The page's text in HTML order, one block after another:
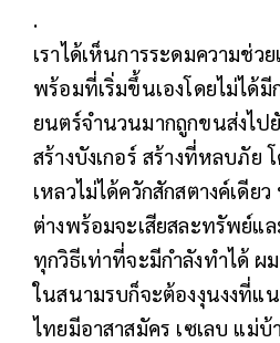
.
เราได้เห็นการระดมความช่ว
พร้อมที่เริ่มขึ้นเองโดยไม่ได้มี
ยนตร์จำนวนมากถูกขนส่งไป
สร้างบังเกอร์ สร้างที่หลบภัย
เหลวไม่ได้ควักสักสตางค์เดี
ต่างพร้อมจะเสียสละทรัพย์แ
ทุกวิธีเท่าที่จะมีกำลังทำได้ ผ
ในสนามรบก็จะต้องงุนงงที่แ
ไทยมีอาสาสมัคร เซเลบ แม่บ้